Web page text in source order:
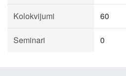
Kolokvijumi 60
Seminari 0